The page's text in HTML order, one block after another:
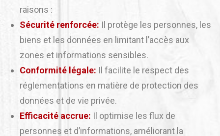
raisons :
Sécurité renforcée: Il protège les personnes, les
biens et les données en limitant l’accès aux
zones et informations sensibles.
Conformité légale: Il facilite le respect des
réglementations en matière de protection des
données et de vie privée.
Efficacité accrue: Il optimise les flux de
personnes et d’informations, améliorant la